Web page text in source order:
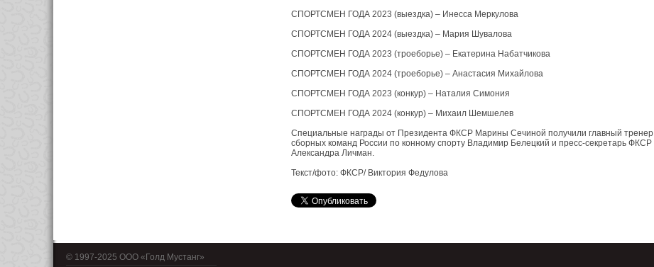
СПОРТСМЕН ГОДА 2023 (выездка) – Инесса Меркулова
СПОРТСМЕН ГОДА 2024 (выездка) – Мария Шувалова
СПОРТСМЕН ГОДА 2023 (троеборье) – Екатерина Набатчикова
СПОРТСМЕН ГОДА 2024 (троеборье) – Анастасия Михайлова
СПОРТСМЕН ГОДА 2023 (конкур) – Наталия Симония
СПОРТСМЕН ГОДА 2024 (конкур) – Михаил Шемшелев
Специальные награды от Президента ФКСР Марины Сечиной получили главный тренер
сборных команд России по конному спорту Владимир Белецкий и пресс-секретарь ФКСР
Александра Личман.
Текст/фото: ФКСР/ Виктория Федулова
© 1997-2025 OOO «Голд Мустанг»